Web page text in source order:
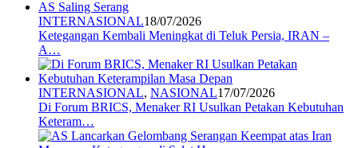
INTERNASIONAL18/07/2026
Ketegangan Kembali Meningkat di Teluk Persia, IRAN –
A…
INTERNASIONAL, NASIONAL17/07/2026
Di Forum BRICS, Menaker RI Usulkan Petakan Kebutuhan
Keteram…